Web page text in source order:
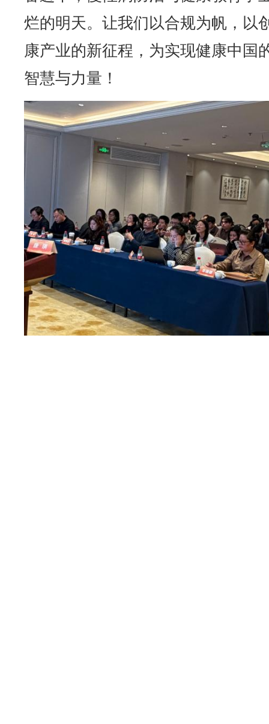
烂的明天。让我们以合规为帆，以
康产业的新征程，为实现健康中国
智慧与力量！